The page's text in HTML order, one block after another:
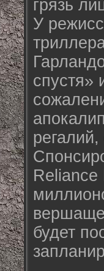
грязь
У
спустя»
будет